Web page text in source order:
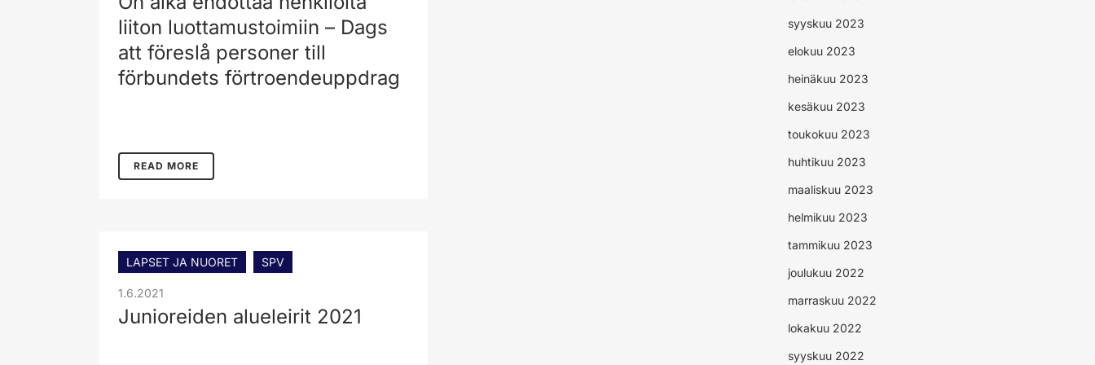
liiton luottamustoimiin – Dags
att föreslå personer till
förbundets förtroendeuppdrag
READ MORE
LAPSET JA NUORET SPV
1.6.2021
Junioreiden alueleirit 2021
syyskuu 2023
elokuu 2023
heinäkuu 2023
kesäkuu 2023
toukokuu 2023
huhtikuu 2023
maaliskuu 2023
helmikuu 2023
tammikuu 2023
joulukuu 2022
marraskuu 2022
lokakuu 2022
syyskuu 2022